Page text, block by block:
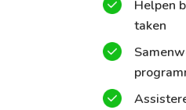
Helpen
taken